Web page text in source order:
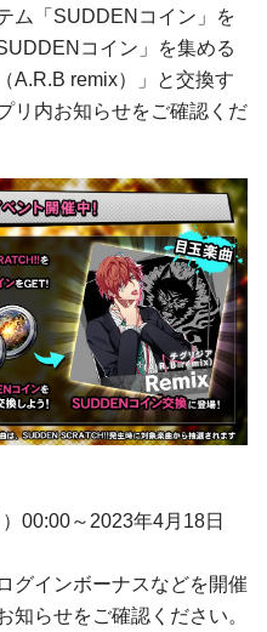
ム「SUDDENコイン」を
コイン」を集める
A.R.B remix）」と交換す
リ内お知らせをご確認くだ
00:00～2023年4月18日
グインボーナスなどを開催
知らせをご確認ください。